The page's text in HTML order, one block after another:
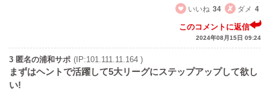
いいね 34 ダメ 4
このコメントに返信
2024年08月15日 09:24
3 匿名の浦和サポ (IP:101.111.11.164 )
まずはヘントで活躍して5大リーグにステップアップして欲し
い!